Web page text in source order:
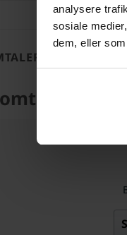
analysere
sosiale
dem, eller
(1)
for